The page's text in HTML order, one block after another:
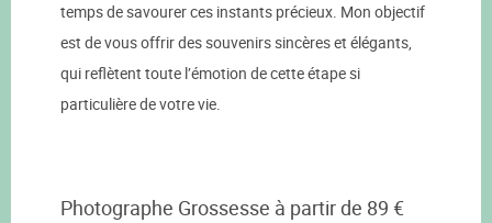
temps de savourer ces instants précieux. Mon objectif
est de vous offrir des souvenirs sincères et élégants,
qui reflètent toute l’émotion de cette étape si
particulière de votre vie.
Photographe Grossesse à partir de 89 €